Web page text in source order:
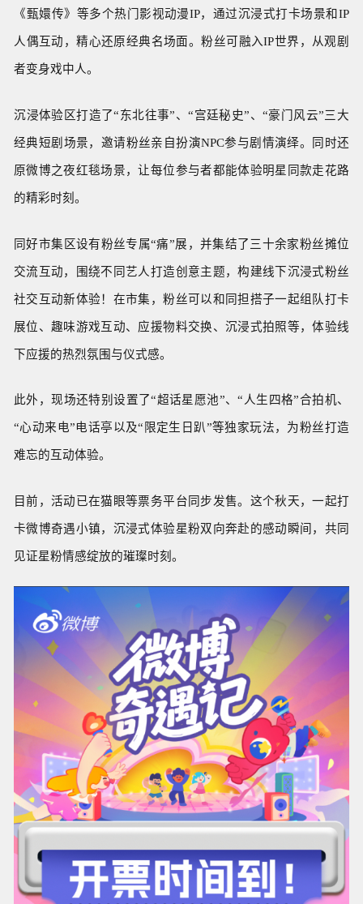
《甄嬛传》等多个热门影视动漫IP，通过沉浸式打卡场景和IP
人偶互动，精心还原经典名场面。粉丝可融入IP世界，从观剧
者变身戏中人。
沉浸体验区打造了“东北往事”、“宫廷秘史”、“豪门风云”三大
经典短剧场景，邀请粉丝亲自扮演NPC参与剧情演绎。同时还
原微博之夜红毯场景，让每位参与者都能体验明星同款走花路
的精彩时刻。
同好市集区设有粉丝专属“痛”展，并集结了三十余家粉丝摊位
交流互动，围绕不同艺人打造创意主题，构建线下沉浸式粉丝
社交互动新体验！在市集，粉丝可以和同担搭子一起组队打卡
展位、趣味游戏互动、应援物料交换、沉浸式拍照等，体验线
下应援的热烈氛围与仪式感。
此外，现场还特别设置了“超话星愿池”、“人生四格”合拍机、
“心动来电”电话亭以及“限定生日趴”等独家玩法，为粉丝打造
难忘的互动体验。
目前，活动已在猫眼等票务平台同步发售。这个秋天，一起打
卡微博奇遇小镇，沉浸式体验星粉双向奔赴的感动瞬间，共同
见证星粉情感绽放的璀璨时刻。